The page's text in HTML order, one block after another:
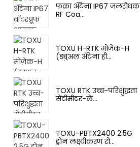
फक्रा अँटेना IP67 जलरोधक
RF Coa...
TOXU H-RTK मोज़ेक-H
(ड्युअल अँटेना ही...
TOXU RTK उच्च-परिशुद्धता
सेंटीमीटर-ले...
TOXU-PBTX2400 2.5G
ड्रोन लक्ष्यीकरण रो...